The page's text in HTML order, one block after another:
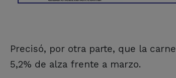
Precisó, por otra parte, que la
5,2% de alza frente a marzo.